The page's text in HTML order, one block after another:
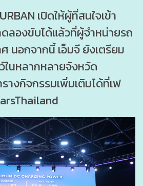
เปิดให้ผู้ที่สนใจเข้า
ลองขับได้แล้วที่ผู้จำหน่ายรถ
นอกจากนี้ เอ็มจี ยังเตรียม
ในหลากหลายจังหวัด
างกิจกรรมเพิ่มเติมได้ที่เฟ